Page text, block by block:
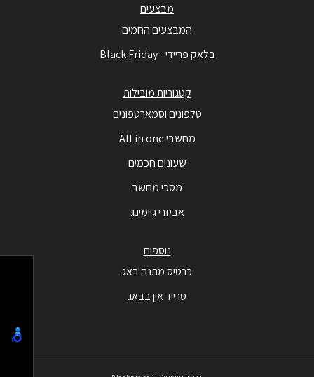
מבצעים
המבצעים החמים
בלאק פריידי - Black Friday
קטגוריות מובילות
טלפונים וסמארטפונים
מחשבי All in one
שעונים חכמים
מסכי מחשב
אביזרי גיימינג
נוספים
כרטיס מתנה באג
טרייד אין בבאג